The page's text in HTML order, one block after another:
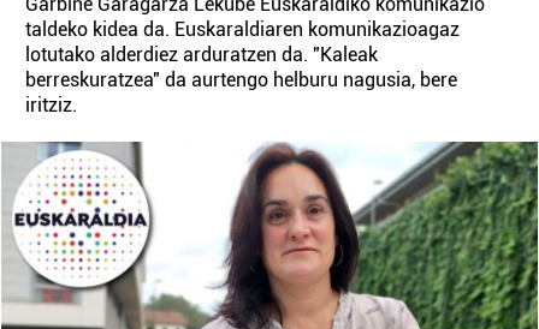
taldeko kidea da. Euskaraldiaren komunikazioagaz
lotutako alderdiez arduratzen da. "Kaleak
berreskuratzea" da aurtengo helburu nagusia, bere
iritziz.